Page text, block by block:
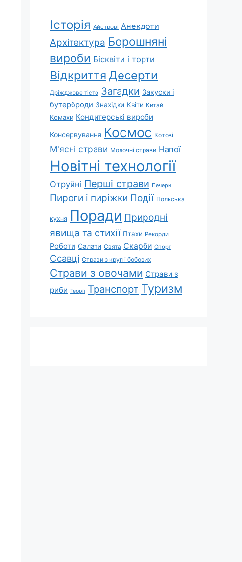
Історія Айстрові Анекдоти
Архітектура Борошняні
вироби Бісквіти і торти
Відкриття Десерти
Дріжджове тісто Загадки Закуски і
бутерброди Знахідки Квіти Китай
Комахи Кондитерські вироби
Консервування Космос Котові
М'ясні страви Молочні страви Напої
Новітні технології
Отруйні Перші страви Печери
Пироги і пиріжки Події Польська
кухня Поради Природні
явища та стихії Птахи Рекорди
Роботи Салати Свята Скарби Спорт
Ссавці Страви з круп і бобових
Страви з овочами Страви з
риби Теорії Транспорт Туризм